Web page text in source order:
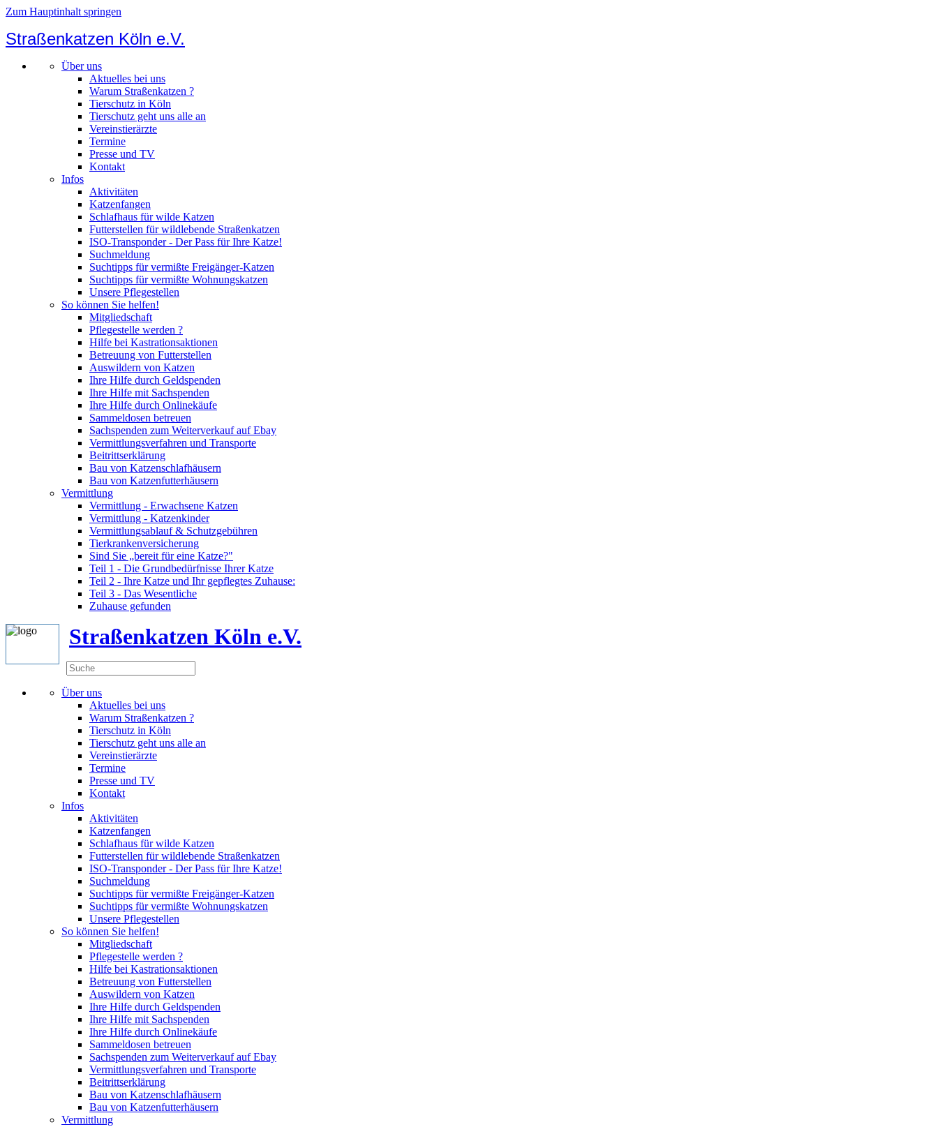
Zum Hauptinhalt springen
Straßenkatzen Köln e.V.
Über uns
Aktuelles bei uns
Warum Straßenkatzen ?
Tierschutz in Köln
Tierschutz geht uns alle an
Vereinstierärzte
Termine
Presse und TV
Kontakt
Infos
Aktivitäten
Katzenfangen
Schlafhaus für wilde Katzen
Futterstellen für wildlebende Straßenkatzen
ISO-Transponder - Der Pass für Ihre Katze!
Suchmeldung
Suchtipps für vermißte Freigänger-Katzen
Suchtipps für vermißte Wohnungskatzen
Unsere Pflegestellen
So können Sie helfen!
Mitgliedschaft
Pflegestelle werden ?
Hilfe bei Kastrationsaktionen
Betreuung von Futterstellen
Auswildern von Katzen
Ihre Hilfe durch Geldspenden
Ihre Hilfe mit Sachspenden
Ihre Hilfe durch Onlinekäufe
Sammeldosen betreuen
Sachspenden zum Weiterverkauf auf Ebay
Vermittlungsverfahren und Transporte
Beitrittserklärung
Bau von Katzenschlafhäusern
Bau von Katzenfutterhäusern
Vermittlung
Vermittlung - Erwachsene Katzen
Vermittlung - Katzenkinder
Vermittlungsablauf & Schutzgebühren
Tierkrankenversicherung
Sind Sie „bereit für eine Katze?"
Teil 1 - Die Grundbedürfnisse Ihrer Katze
Teil 2 - Ihre Katze und Ihr gepflegtes Zuhause:
Teil 3 - Das Wesentliche
Zuhause gefunden
Straßenkatzen Köln e.V.
Über uns
Aktuelles bei uns
Warum Straßenkatzen ?
Tierschutz in Köln
Tierschutz geht uns alle an
Vereinstierärzte
Termine
Presse und TV
Kontakt
Infos
Aktivitäten
Katzenfangen
Schlafhaus für wilde Katzen
Futterstellen für wildlebende Straßenkatzen
ISO-Transponder - Der Pass für Ihre Katze!
Suchmeldung
Suchtipps für vermißte Freigänger-Katzen
Suchtipps für vermißte Wohnungskatzen
Unsere Pflegestellen
So können Sie helfen!
Mitgliedschaft
Pflegestelle werden ?
Hilfe bei Kastrationsaktionen
Betreuung von Futterstellen
Auswildern von Katzen
Ihre Hilfe durch Geldspenden
Ihre Hilfe mit Sachspenden
Ihre Hilfe durch Onlinekäufe
Sammeldosen betreuen
Sachspenden zum Weiterverkauf auf Ebay
Vermittlungsverfahren und Transporte
Beitrittserklärung
Bau von Katzenschlafhäusern
Bau von Katzenfutterhäusern
Vermittlung